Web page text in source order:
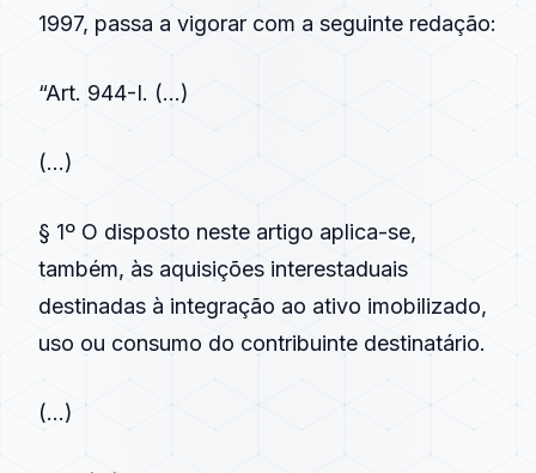
1997, passa a vigorar com a seguinte redação:
“Art. 944-I. (…)
(…)
§ 1º O disposto neste artigo aplica-se,
também, às aquisições interestaduais
destinadas à integração ao ativo imobilizado,
uso ou consumo do contribuinte destinatário.
(…)